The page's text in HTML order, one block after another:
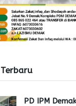
PD IPM